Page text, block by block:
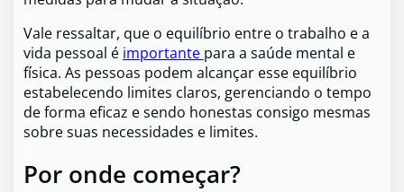
Vale ressaltar, que o equilíbrio entre o trabalho e a
vida pessoal é importante para a saúde mental e
física. As pessoas podem alcançar esse equilíbrio
estabelecendo limites claros, gerenciando o tempo
de forma eficaz e sendo honestas consigo mesmas
sobre suas necessidades e limites.
Por onde começar?